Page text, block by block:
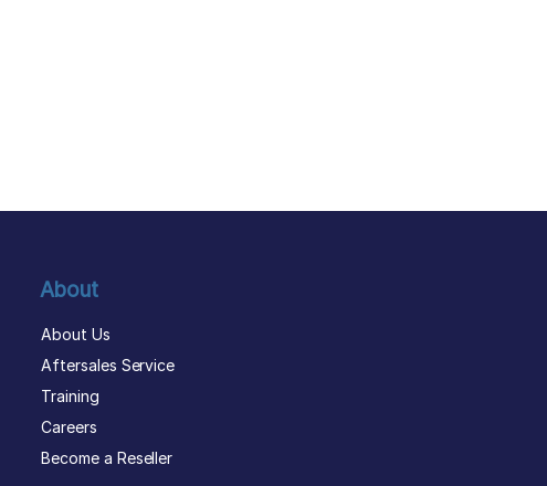
About
About Us
Aftersales Service
Training
Careers
Become a Reseller